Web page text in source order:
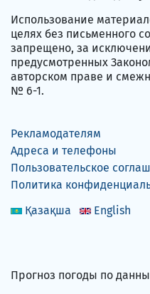
Использование
целях без письменного
запрещено, за
предусмотренных
авторском праве и
№ 6-1.
Рекламодателям
Адреса и телефоны
Пользовательское
Политика
Қазақша
English
Прогноз погоды по